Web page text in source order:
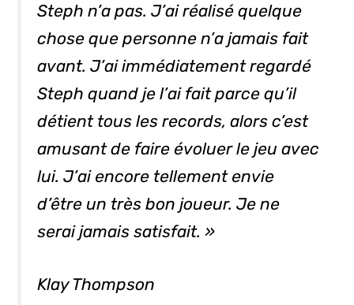
Steph n’a pas. J’ai réalisé quelque
chose que personne n’a jamais fait
avant. J’ai immédiatement regardé
Steph quand je l’ai fait parce qu’il
détient tous les records, alors c’est
amusant de faire évoluer le jeu avec
lui. J’ai encore tellement envie
d’être un très bon joueur. Je ne
serai jamais satisfait. »
Klay Thompson